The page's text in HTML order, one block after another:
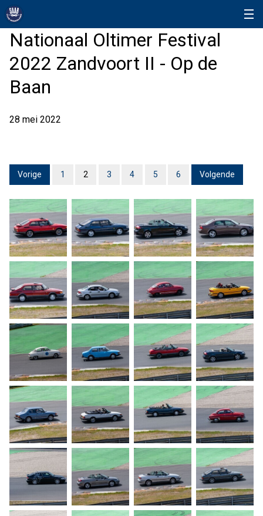
Nationaal Oltimer Festival
2022 Zandvoort II - Op de
Baan
28 mei 2022
Vorige 1 2 3 4 5 6 Volgende